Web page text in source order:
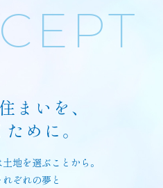
まいを、
めに。
地を選ぶことから。
ぞれの夢と